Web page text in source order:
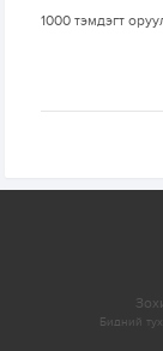
1000 тэмдэгт
Бидний